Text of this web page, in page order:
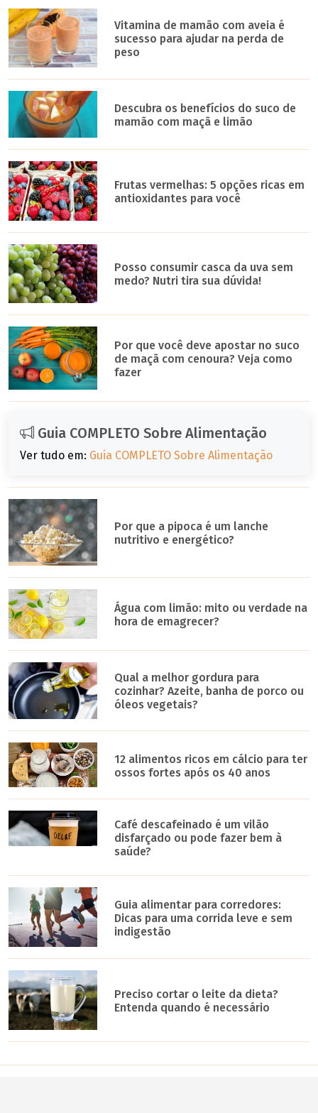
Vitamina de mamão com aveia é
sucesso para ajudar na perda de
peso
Descubra os benefícios do suco de
mamão com maçã e limão
Frutas vermelhas: 5 opções ricas em
antioxidantes para você
Posso consumir casca da uva sem
medo? Nutri tira sua dúvida!
Por que você deve apostar no suco
de maçã com cenoura? Veja como
fazer
Guia COMPLETO Sobre Alimentação
Ver tudo em: Guia COMPLETO Sobre Alimentação
Por que a pipoca é um lanche
nutritivo e energético?
Água com limão: mito ou verdade na
hora de emagrecer?
Qual a melhor gordura para
cozinhar? Azeite, banha de porco ou
óleos vegetais?
12 alimentos ricos em cálcio para ter
ossos fortes após os 40 anos
Café descafeinado é um vilão
disfarçado ou pode fazer bem à
saúde?
Guia alimentar para corredores:
Dicas para uma corrida leve e sem
indigestão
Preciso cortar o leite da dieta?
Entenda quando é necessário